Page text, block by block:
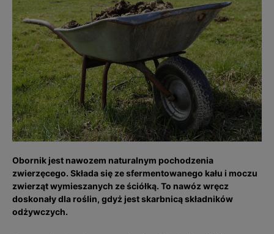
Obornik jest nawozem naturalnym pochodzenia
zwierzęcego. Składa się ze sfermentowanego kału i moczu
zwierząt wymieszanych ze ściółką. To nawóz wręcz
doskonały dla roślin, gdyż jest skarbnicą składników
odżywczych.